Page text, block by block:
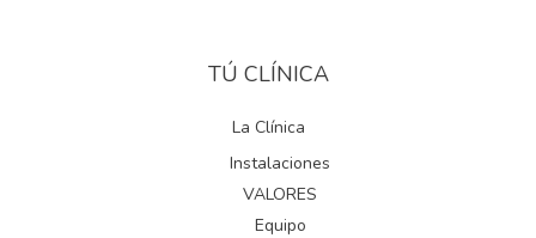
TÚ CLÍNICA
La Clínica
Instalaciones
VALORES
Equipo